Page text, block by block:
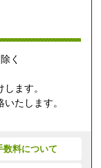
く
ます。
たします。
数料について